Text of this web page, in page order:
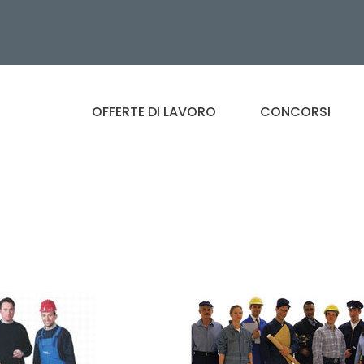
OFFERTE DI LAVORO CONCORSI